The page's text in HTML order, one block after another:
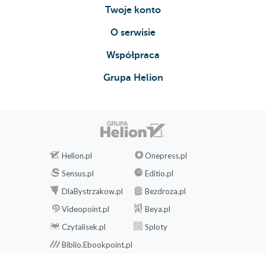
Twoje konto
O serwisie
Współpraca
Grupa Helion
Helion.pl
Onepress.pl
Sensus.pl
Editio.pl
DlaBystrzakow.pl
Bezdroza.pl
Videopoint.pl
Beya.pl
Czytalisek.pl
Sploty
Biblio.Ebookpoint.pl